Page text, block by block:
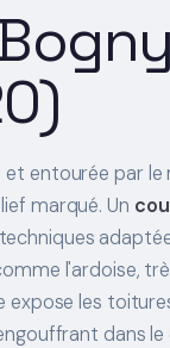
et entourée par le
marqué. Un
l'ardoise,
expose les
dans le